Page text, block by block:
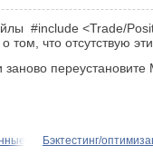
#include <Trade/
том, что отсутствую
переустановите
Бэктестинг/